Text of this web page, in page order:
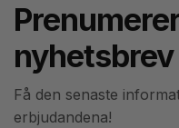
nyhetsbrev
Få den senaste
erbjudandena!